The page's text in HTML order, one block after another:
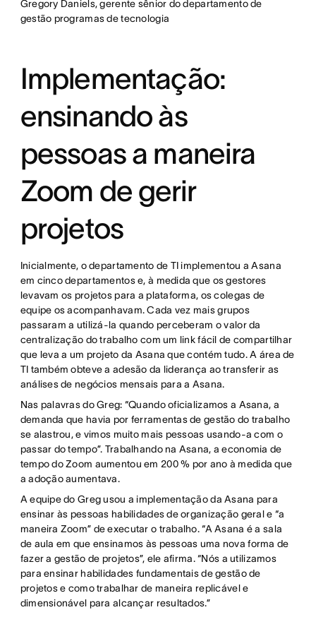
Gregory Daniels, gerente sênior do departamento de
gestão programas de tecnologia
Implementação:
ensinando às
pessoas a maneira
Zoom de gerir
projetos
Inicialmente, o departamento de TI implementou a Asana
em cinco departamentos e, à medida que os gestores
levavam os projetos para a plataforma, os colegas de
equipe os acompanhavam. Cada vez mais grupos
passaram a utilizá-la quando perceberam o valor da
centralização do trabalho com um link fácil de compartilhar
que leva a um projeto da Asana que contém tudo. A área de
TI também obteve a adesão da liderança ao transferir as
análises de negócios mensais para a Asana.
Nas palavras do Greg: “Quando oficializamos a Asana, a
demanda que havia por ferramentas de gestão do trabalho
se alastrou, e vimos muito mais pessoas usando-a com o
passar do tempo”. Trabalhando na Asana, a economia de
tempo do Zoom aumentou em 200 % por ano à medida que
a adoção aumentava.
A equipe do Greg usou a implementação da Asana para
ensinar às pessoas habilidades de organização geral e “a
maneira Zoom” de executar o trabalho. “A Asana é a sala
de aula em que ensinamos às pessoas uma nova forma de
fazer a gestão de projetos”, ele afirma. “Nós a utilizamos
para ensinar habilidades fundamentais de gestão de
projetos e como trabalhar de maneira replicável e
dimensionável para alcançar resultados.”